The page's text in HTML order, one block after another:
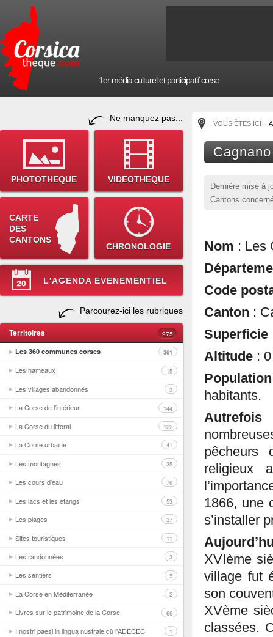
1er média culturel et participatif corse
Ne manquez pas...
PHOTOTHEQUE VIDEOTHEQUE
CARTE
DES
CANTONS
CHRONOLOGIE
L'AGENDA EVENEMENTIEL
Parcourez-ici les rubriques
Territoires
975
Les 360 communes corses
361
Les hameaux 15
Les villages abandonnés 3
La Corse de l'intérieur 144
La Corse du littoral 122
La Corse urbaine 41
Les montagnes 35
Les cours d'eau 76
Les lacs et les étangs 53
Les plages 37
Sites touristiques 11
Les randonnées 3
Les sentiers 5
La Corse en Méditerranée 2
Livres sur le patrimoine de la Corse 66
I nostri paesi in lingua nustrale cù l'ADECEC 1
VOUS ÊTES ICI :
Dernière mise à
Cantons
Nom : Les
Code
Canton :
Superficie
Altitude :
habitants.
pêcheurs
religieux
1866, une
s’installer
XVIème
village fut
son
XVème
classées.